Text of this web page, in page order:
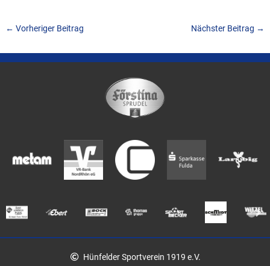
← Vorheriger Beitrag Nächster Beitrag →
Hünfelder Sportverein 1919 e.V.